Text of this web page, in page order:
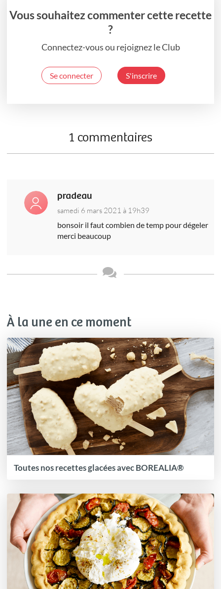
Vous souhaitez commenter cette recette
?
Connectez-vous ou rejoignez le Club
Se connecter S'inscrire
1 commentaires
pradeau
samedi 6 mars 2021 à 19h39
bonsoir il faut combien de temp pour dégeler
merci beaucoup
À la une en ce moment
Toutes nos recettes glacées avec BOREALIA®